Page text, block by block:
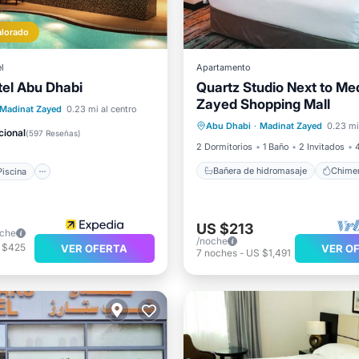
Abu Dhabi
Madinat Zayed 0.23 mi al centro
(597 Reseñas)
Piscina
Balcón/Terraza
$425 VER OFERTA
Apartamento
Quartz Studio Next to
Zayed Shopping Mall
Abu Dhabi · Madinat Zayed 0.23
2 Dormitorios
1 Baño 2 Invitados
Bañera de hidromasaje
Bañera de hidromasaje
Chimenea/Calefacción
Aire acondicionado
US $213
/noche
7 noches- US $1,491 VER